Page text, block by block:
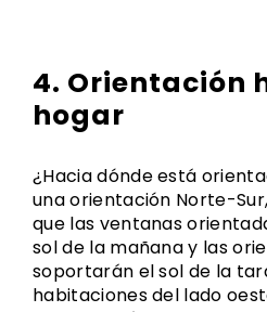
4. Orientación
hogar
¿Hacia dónde está
una orientación Norte-
que las ventanas
sol de la mañana y las
soportarán el sol de la
habitaciones del lado